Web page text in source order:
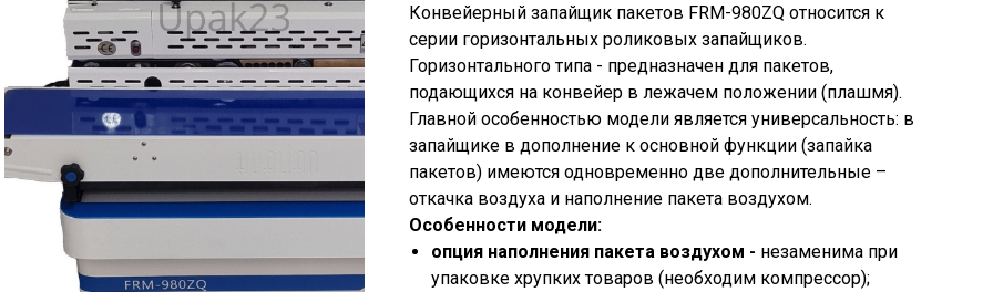
Конвейерный запайщик пакетов FRM-980ZQ относится к
серии горизонтальных роликовых запайщиков.
Горизонтального типа - предназначен для пакетов,
подающихся на конвейер в лежачем положении (плашмя).
Главной особенностью модели является универсальность: в
запайщике в дополнение к основной функции (запайка
пакетов) имеются одновременно две дополнительные –
откачка воздуха и наполнение пакета воздухом.
Особенности модели:
опция наполнения пакета воздухом - незаменима при
упаковке хрупких товаров (необходим компрессор);